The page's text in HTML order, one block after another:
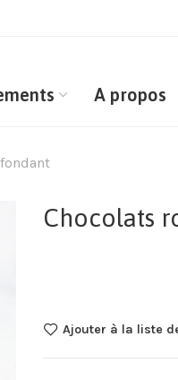
A propos
Chocolats
Ajouter à la liste